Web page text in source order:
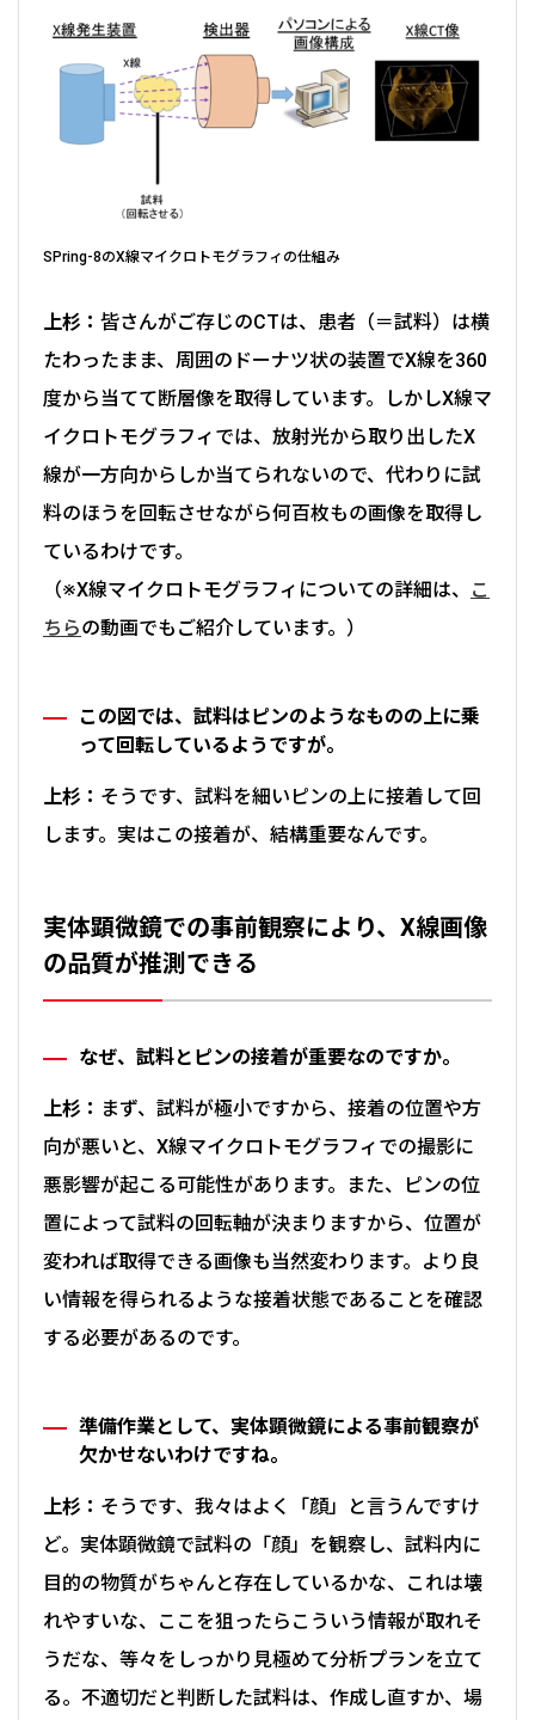
SPring-8のX線マイクロトモグラフィの仕組み
上杉： 皆さんがご存じのCTは、患者（＝試料）は横
たわったまま、周囲のドーナツ状の装置でX線を360
度から当てて断層像を取得しています。しかしX線マ
イクロトモグラフィでは、放射光から取り出したX
線が一方向からしか当てられないので、代わりに試
料のほうを回転させながら何百枚もの画像を取得し
ているわけです。
（※X線マイクロトモグラフィについての詳細は、
こ
ちらの動画でもご紹介しています。）
この図では、試料はピンのようなものの上に乗
って回転しているようですが。
上杉： そうです、試料を細いピンの上に接着して回
します。実はこの接着が、結構重要なんです。
実体顕微鏡での事前観察により、X線画像
の品質が推測できる
なぜ、試料とピンの接着が重要なのですか。
上杉： まず、試料が極小ですから、接着の位置や方
向が悪いと、X線マイクロトモグラフィでの撮影に
悪影響が起こる可能性があります。また、ピンの位
置によって試料の回転軸が決まりますから、位置が
変われば取得できる画像も当然変わります。より良
い情報を得られるような接着状態であることを確認
する必要があるのです。
準備作業として、実体顕微鏡による事前観察が
欠かせないわけですね。
上杉： そうです、我々はよく「顔」と言うんですけ
ど。実体顕微鏡で試料の「顔」を観察し、試料内に
目的の物質がちゃんと存在しているかな、これは壊
れやすいな、ここを狙ったらこういう情報が取れそ
うだな、等々をしっかり見極めて分析プランを立て
る。不適切だと判断した試料は、作成し直すか、場